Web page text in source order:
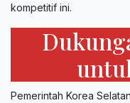
kompetitif ini.
Pemerintah Korea